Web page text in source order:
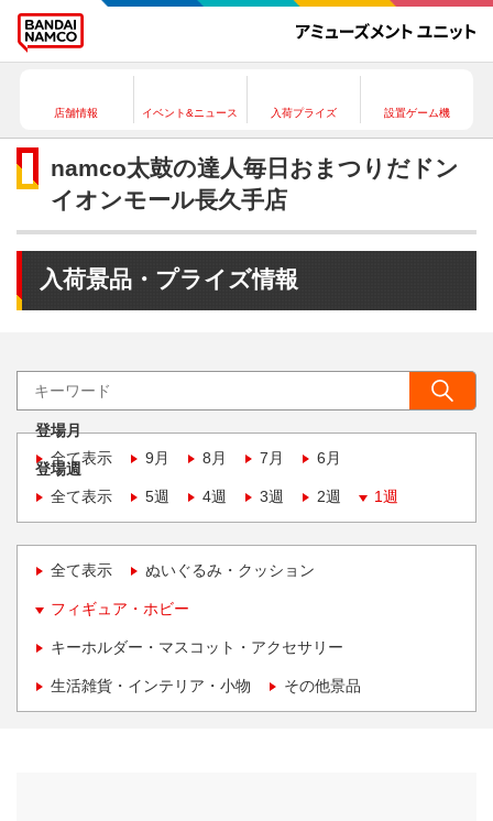
店舗情報 イベント&ニュース 入荷プライズ 設置ゲーム機
namco太鼓の達人毎日おまつりだドン
イオンモール長久手店
入荷景品・プライズ情報
登場月
全て表示
9月 8月 7月 6月
登場週
全て表示
5週 4週 3週 2週 1週
全て表示 ぬいぐるみ・クッション
フィギュア・ホビー
キーホルダー・マスコット・アクセサリー
生活雑貨・インテリア・小物 その他景品